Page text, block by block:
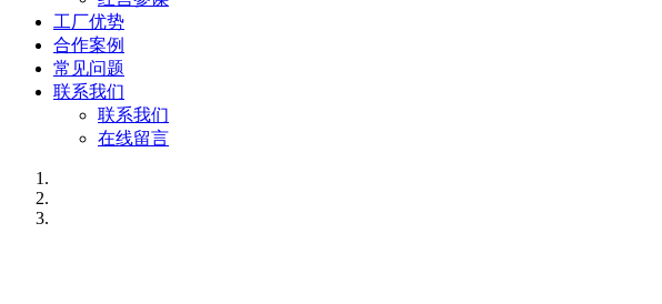
工厂优势
合作案例
常见问题
联系我们
联系我们
在线留言